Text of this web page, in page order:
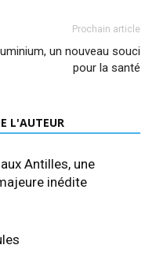
Prochain article
un nouveau souci
pour la santé
L'AUTEUR
Antilles, une
inédite